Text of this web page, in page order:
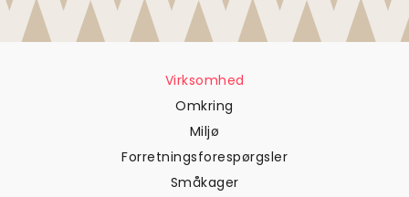
Virksomhed
Omkring
Miljø
Forretningsforespørgsler
Småkager